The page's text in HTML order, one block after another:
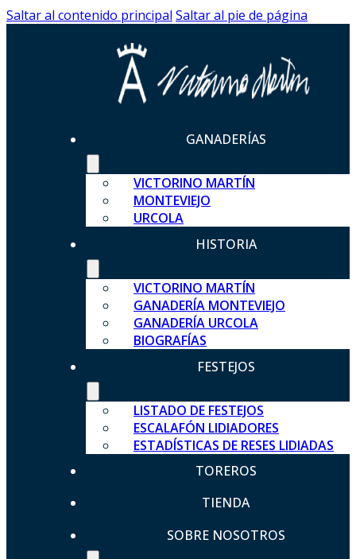
Saltar al contenido principal Saltar al pie de página
GANADERÍAS
VICTORINO MARTÍN
MONTEVIEJO
URCOLA
HISTORIA
VICTORINO MARTÍN
GANADERÍA MONTEVIEJO
GANADERÍA URCOLA
BIOGRAFÍAS
FESTEJOS
LISTADO DE FESTEJOS
ESCALAFÓN LIDIADORES
ESTADÍSTICAS DE RESES LIDIADAS
TOREROS
TIENDA
SOBRE NOSOTROS